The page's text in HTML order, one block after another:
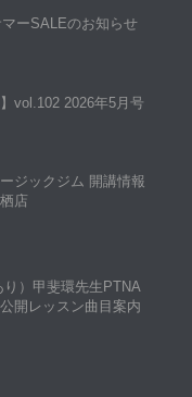
マーSALEのお知らせ
vol.102 2026年5月号
ジックジム 開講情報
店
り）甲斐環先生PTNA
開レッスン曲目案内